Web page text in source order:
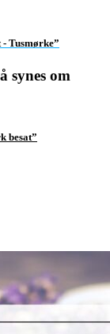
Tusmørke”
synes om
besat”